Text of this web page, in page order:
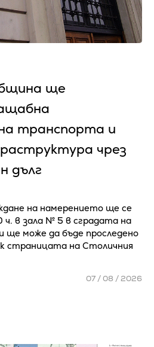
ще
транспорта и
чрез
дълг
на намерението ще се
ч. в зала № 5 в сградата на
ще може да бъде проследено
страницата на Столичния
07 / 08 / 2026